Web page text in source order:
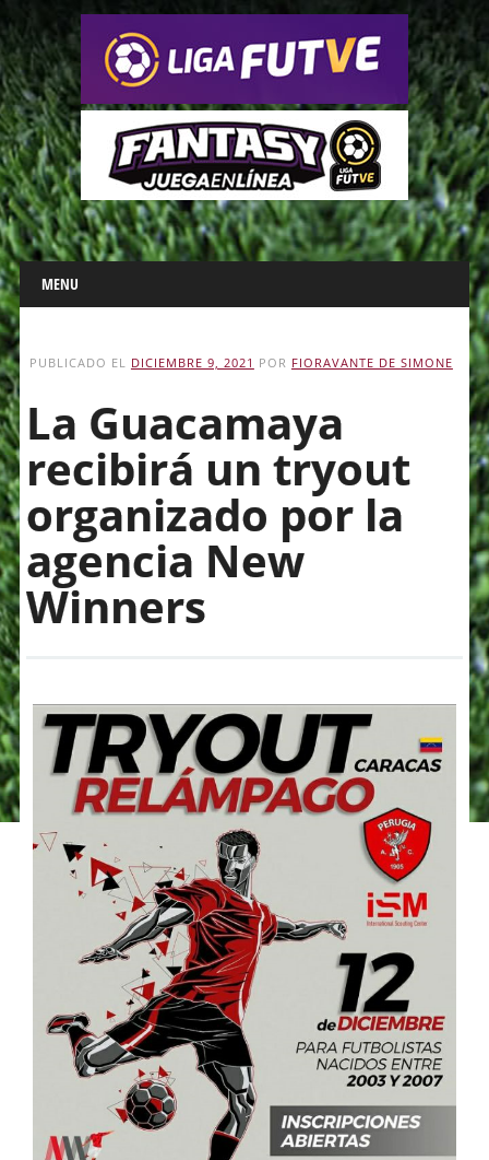
Main menu
Skip
to
content
MENU
PUBLICADO EL DICIEMBRE 9, 2021 POR FIORAVANTE DE SIMONE
La Guacamaya
recibirá un tryout
organizado por la
agencia New
Winners